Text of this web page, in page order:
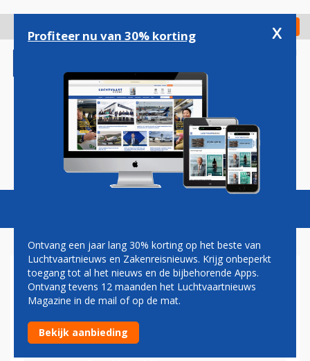
gaan
Check in
Magazine Podcasts Vacatures
BUSINESS AV
Comlux tekent voor afname drie Legacy-
zakenjets
Profiteer nu van 30% korting x
Ontvang een jaar lang 30% korting op het beste van
Luchtvaartnieuws en Zakenreisnieuws. Krijg onbeperkt
toegang tot al het nieuws en de bijbehorende Apps.
Ontvang tevens 12 maanden het Luchtvaartnieuws
Magazine in de mail of op de mat.
Bekijk aanbieding